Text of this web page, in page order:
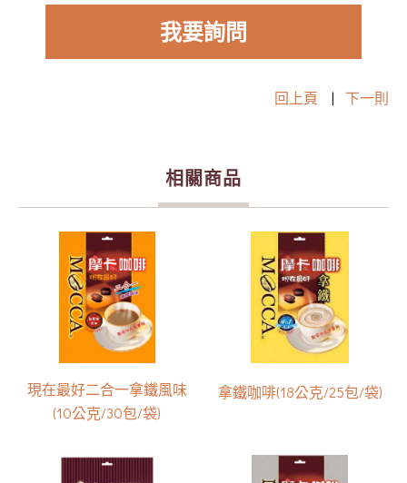
我要詢問
回上頁 | 下一則
相關商品
現在最好二合一拿鐵風味
(10公克/30包/袋)
拿鐵咖啡(18公克/25包/袋)